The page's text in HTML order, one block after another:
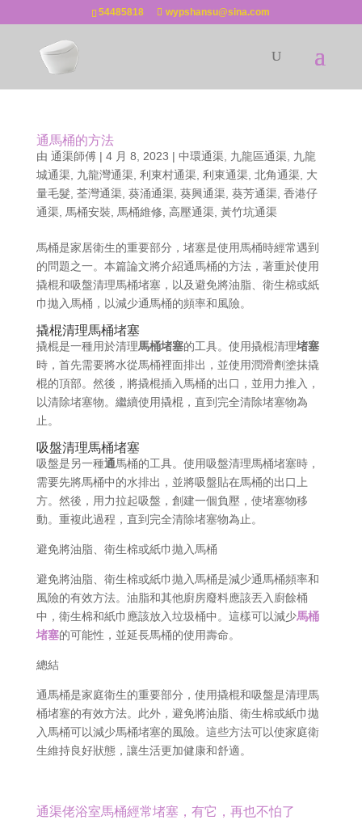
54485818 wypshansu@sina.com
通馬桶的方法
由 通渠師傅| 4 月 8, 2023 | 中環通渠, 九龍區通渠, 九龍
城通渠, 九龍灣通渠, 利東村通渠, 利東通渠, 北角通渠, 大
量毛髮 荃灣通渠, 葵涌通渠, 葵興通渠, 葵芳通渠, 香港仔
通渠, 馬桶安裝 馬桶維修 高壓通渠, 黃竹坑通渠
馬桶是家居衛生的重要部分，堵塞是使用馬桶時經常遇到
的問題之一。本篇論文將介紹通馬桶的方法，著重於使用
撬棍和吸盤清理馬桶堵塞，以及避免將油脂、衛生棉或紙
巾拋入馬桶，以減少通馬桶的頻率和風險。
撬棍清理馬桶堵塞
撬棍是一種用於清理馬桶堵塞的工具。使用撬棍清理堵塞
時，首先需要將水從馬桶裡面排出，並使用潤滑劑塗抹撬
棍的頂部。然後，將撬棍插入馬桶的出口，並用力推入，
以清除堵塞物。繼續使用撬棍，直到完全清除堵塞物為
止。
吸盤清理馬桶堵塞
吸盤是另一種通馬桶的工具。使用吸盤清理馬桶堵塞時，
需要先將馬桶中的水排出，並將吸盤貼在馬桶的出口上
方。然後，用力拉起吸盤，創建一個負壓，使堵塞物移
動。重複此過程，直到完全清除堵塞物為止。
避免將油脂、衛生棉或紙巾拋入馬桶
避免將油脂、衛生棉或紙巾拋入馬桶是減少通馬桶頻率和
風險的有效方法。油脂和其他廚房廢料應該丟入廚餘桶
中，衛生棉和紙巾應該放入垃圾桶中。這樣可以減少馬桶
堵塞的可能性，並延長馬桶的使用壽命。
總結
通馬桶是家庭衛生的重要部分，使用撬棍和吸盤是清理馬
桶堵塞的有效方法。此外，避免將油脂、衛生棉或紙巾拋
入馬桶可以減少馬桶堵塞的風險。這些方法可以使家庭衛
生維持良好狀態，讓生活更加健康和舒適。
通渠佬浴室馬桶經常堵塞，有它，再也不怕了